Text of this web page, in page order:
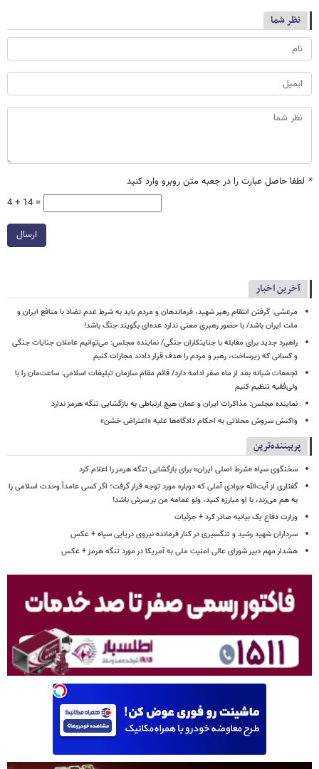
نظر شما
* لطفا حاصل عبارت را در جعبه متن روبرو وارد کنید
4 + 14 =
ارسال
آخرین اخبار
مرعشی: گرفتن انتقام رهبر شهید، فرماندهان و مردم باید به شرط عدم تضاد با منافع ایران و
ملت ایران باشد/ با حضور رهبری معنی ندارد عده‌ای بگویند جنگ باشد!
راهبرد جدید برای مقابله با جنایتکاران جنگی/ نماینده مجلس: می‌توانیم عاملان جنایات جنگی
و کسانی که زیرساخت‌، رهبر و مردم را هدف قرار دادند مجازات کنیم
تجمعات شبانه بعد از ماه صفر ادامه دارد/ قائم مقام سازمان تبلیغات اسلامی: ساعت‌مان را با
ولی‌فقیه تنظیم‌ کنیم
نماینده مجلس: مذاکرات ایران و عمان هیچ ارتباطی به بازگشایی تنگه هرمز ندارد
واکنش سروش محلاتی به احکام دادگاه‌ها علیه «اعتراض خشن»
پربیننده‌ترین
سخنگوی سپاه «شرط اصلی ایران» برای بازگشایی تنگه هرمز را اعلام کرد
گفتاری از آیت‌الله جوادی آملی که دوباره مورد توجه قرار گرفت؛ اگر کسی عامداً وحدت اسلامی را
به هم می‌زند، با او مبارزه کنید، ولو عمامه من بر سرش باشد!
وزارت دفاع یک بیانیه صادر کرد + جزئیات
سرداران شهید رشید و تنگسیری در کنار فرمانده نیروی دریایی سپاه + عکس
هشدار مهم دبیر شورای عالی امنیت ملی به آمریکا در مورد تنگه هرمز + عکس